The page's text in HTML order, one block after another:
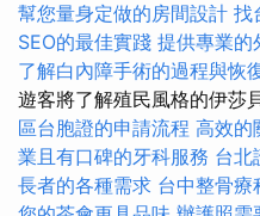
幫您量身定做的房間設計 找
SEO的最佳實踐 提供專業的
了解白內障手術的過程與恢
遊客將了解殖民風格的伊莎
區台胞證的申請流程 高效的
業且有口碑的牙科服務 台北
長者的各種需求 台中整骨療